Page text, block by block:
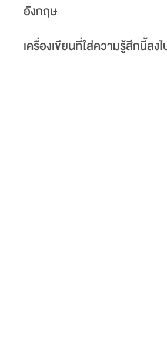
อังกฤษ
เครื่องเขียนที่ใส่ความรู้สึกนี้ล